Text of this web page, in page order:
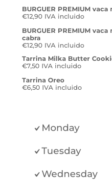
BURGUER PREMIUM
€12,90 IVA incluido
BURGUER PREMIUM
cabra
€12,90 IVA incluido
Tarrina Milka Butter
€7,50 IVA incluido
Tarrina Oreo
€6,50 IVA incluido
Monday
Tuesday
Wednesday